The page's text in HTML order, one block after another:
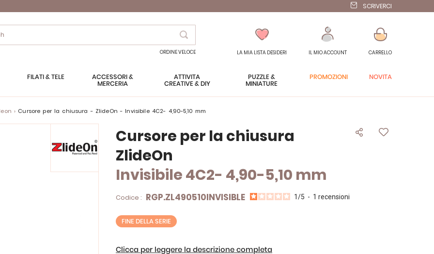
SCRIVERCI
Search
ORDINE VELOCE LA MIA LISTA DESIDERI IL MIO ACCOUNT CARRELLO
FILATI & TELE
ACCESSORI &
MERCERIA
ATTIVITÀ
CREATIVE & DIY
PUZZLE &
MINIATURE
PROMOZIONI NOVITÀ
Cursore per la chiusura - ZlideOn - Invisibile 4C2- 4,90-5,10 mm
Cursore per la chiusura
ZlideOn
Invisibile 4C2- 4,90-5,10 mm
Codice : RGP.ZL490510INVISIBLE 1/5 - 1 recensioni
FINE DELLA SERIE
Clicca per leggere la descrizione completa